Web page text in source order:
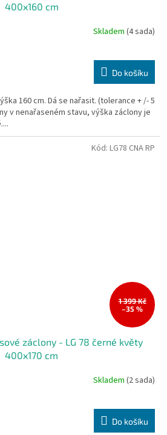
400x160 cm
Skladem (4 sada)
Do košíku
160 cm. Dá se nařasit. (tolerance + /- 5
v nenařaseném stavu, výška záclony je
1 399 Kč
–35 %
záclony - LG 78 černé květy
400x170 cm
Skladem(2 sada)
Do košíku
Kód: LG78 CNA RP